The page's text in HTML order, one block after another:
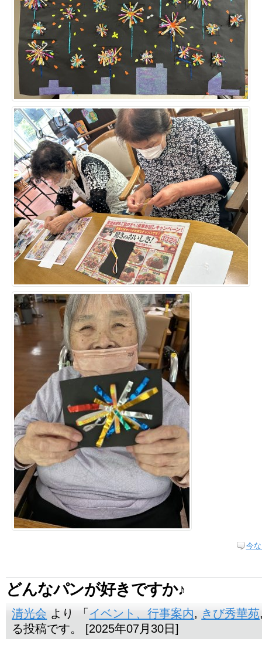
今
どんなパンが好きですか♪
清光会 より 「 イベント、行事案内, きび秀華苑
る投稿です。 [2025年07月30日]